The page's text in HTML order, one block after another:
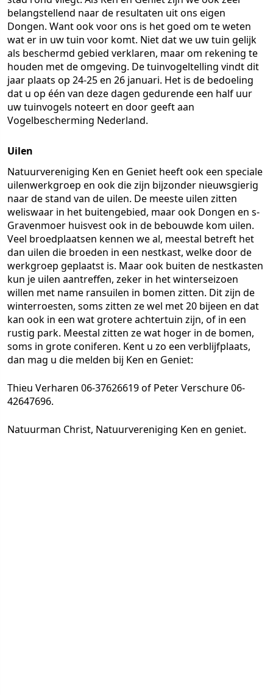
belangstellend naar de resultaten uit ons eigen
Dongen. Want ook voor ons is het goed om te weten
wat er in uw tuin voor komt. Niet dat we uw tuin gelijk
als beschermd gebied verklaren, maar om rekening te
houden met de omgeving. De tuinvogeltelling vindt dit
jaar plaats op 24-25 en 26 januari. Het is de bedoeling
dat u op één van deze dagen gedurende een half uur
uw tuinvogels noteert en door geeft aan
Vogelbescherming Nederland.
Uilen
Natuurvereniging Ken en Geniet heeft ook een speciale
uilenwerkgroep en ook die zijn bijzonder nieuwsgierig
naar de stand van de uilen. De meeste uilen zitten
weliswaar in het buitengebied, maar ook Dongen en s-
Gravenmoer huisvest ook in de bebouwde kom uilen.
Veel broedplaatsen kennen we al, meestal betreft het
dan uilen die broeden in een nestkast, welke door de
werkgroep geplaatst is. Maar ook buiten de nestkasten
kun je uilen aantreffen, zeker in het winterseizoen
willen met name ransuilen in bomen zitten. Dit zijn de
winterroesten, soms zitten ze wel met 20 bijeen en dat
kan ook in een wat grotere achtertuin zijn, of in een
rustig park. Meestal zitten ze wat hoger in de bomen,
soms in grote coniferen. Kent u zo een verblijfplaats,
dan mag u die melden bij Ken en Geniet:
Thieu Verharen 06-37626619 of Peter Verschure 06-
42647696.
Natuurman Christ, Natuurvereniging Ken en geniet.